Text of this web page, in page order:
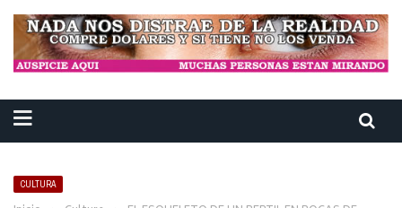
CULTURA